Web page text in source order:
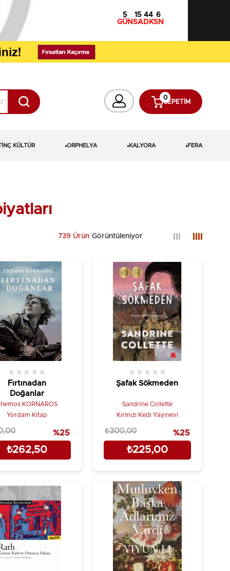
5
GÜN
15
SA
44
DK
5
SN
SEPETIM
0
KÜLTÜR ORPHELYA KALYORA FERA
739 Ürün
Fırtınadan
Doğanlar
★ ★ ★ ★ ★
KORNAROS
Yordam Kitap
₺262,50
%25
Şafak Sökmeden
★ ★ ★ ★ ★
Sandrine Collette
Kırmızı Kedi Yayınevi
₺225,00
₺300,00 %25